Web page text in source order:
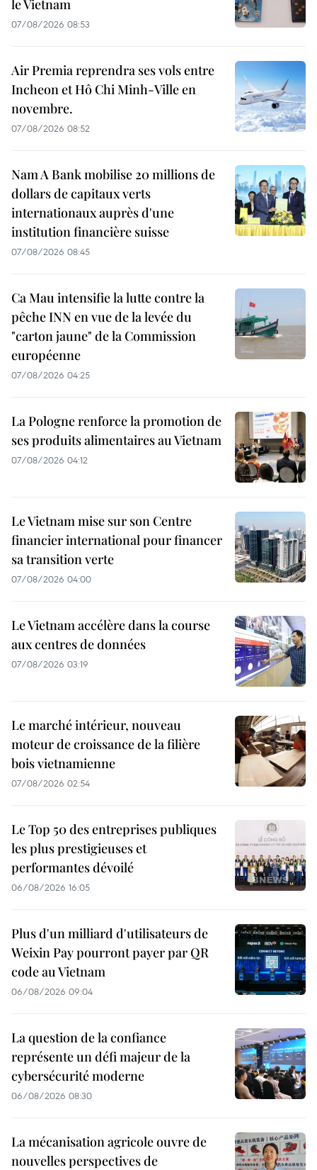
le Vietnam
07/08/2026 08:53
Air Premia reprendra ses vols entre
Incheon et Hô Chi Minh-Ville en
novembre.
07/08/2026 08:52
Nam A Bank mobilise 20 millions de
dollars de capitaux verts
internationaux auprès d'une
institution financière suisse
07/08/2026 08:45
Ca Mau intensifie la lutte contre la
pêche INN en vue de la levée du
"carton jaune" de la Commission
européenne
07/08/2026 04:25
La Pologne renforce la promotion de
ses produits alimentaires au Vietnam
07/08/2026 04:12
Le Vietnam mise sur son Centre
financier international pour financer
sa transition verte
07/08/2026 04:00
Le Vietnam accélère dans la course
aux centres de données
07/08/2026 03:19
Le marché intérieur, nouveau
moteur de croissance de la filière
bois vietnamienne
07/08/2026 02:54
Le Top 50 des entreprises publiques
les plus prestigieuses et
performantes dévoilé
06/08/2026 16:05
Plus d'un milliard d'utilisateurs de
Weixin Pay pourront payer par QR
code au Vietnam
06/08/2026 09:04
La question de la confiance
représente un défi majeur de la
cybersécurité moderne
06/08/2026 08:30
La mécanisation agricole ouvre de
nouvelles perspectives de